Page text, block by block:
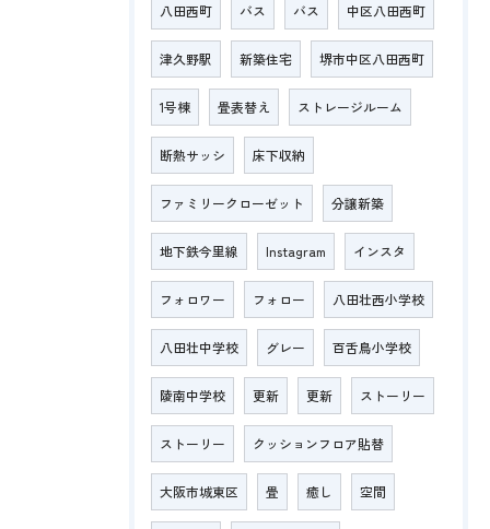
八田西町 バス バス 中区八田西町
津久野駅 新築住宅 堺市中区八田西町
1号棟 畳表替え ストレージルーム
断熱サッシ 床下収納
ファミリークローゼット 分譲新築
地下鉄今里線 Instagram インスタ
フォロワー フォロー 八田壮西小学校
八田壮中学校 グレー 百舌鳥小学校
陵南中学校 更新 更新 ストーリー
ストーリー クッションフロア貼替
大阪市城東区 畳 癒し 空間